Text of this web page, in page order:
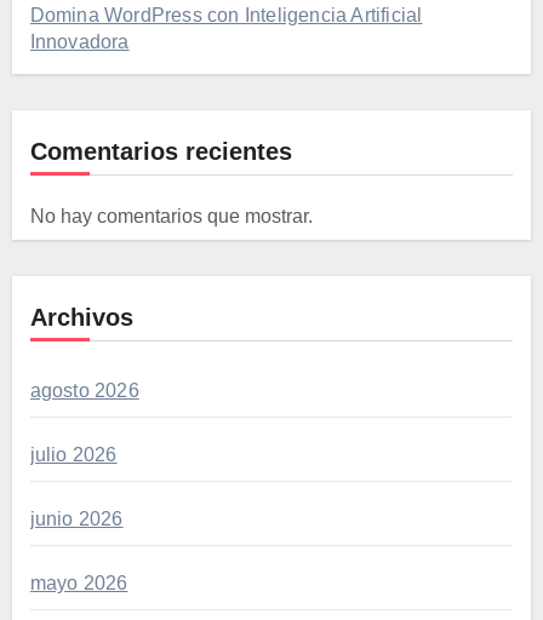
Domina WordPress con Inteligencia Artificial
Innovadora
Comentarios recientes
No hay comentarios que mostrar.
Archivos
agosto 2026
julio 2026
junio 2026
mayo 2026